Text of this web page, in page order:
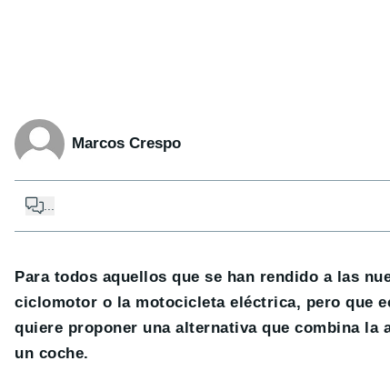
Marcos Crespo
Para todos aquellos que se han rendido a las
ciclomotor o la motocicleta eléctrica, pero que
quiere proponer una alternativa que combina
un coche.